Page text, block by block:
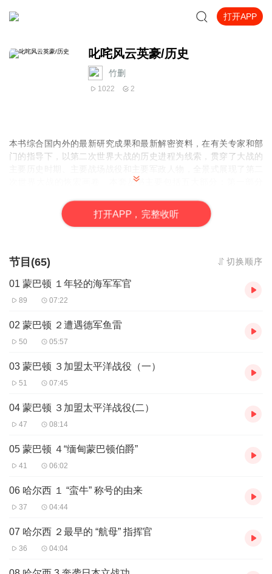
打开APP
叱咤风云英豪/历史
竹删
1022 2
本书综合国内外的最新研究成果和最新解密资料，在有关专家和部
门的指导下，以第二次世界大战的历史进程为线索，贯穿了大战的
次世界大战的恢宏画卷。本套丛书主要包括五大部分：第一部分
结局等内容；第二部分为“战场卷”，包括欧洲战场、大西洋战场、亚
洲战场、太平洋战场、非洲战场等内容；第三部分为“战役卷”，包括
括盟国秘密和纳粹阴谋。
本套书系时空纵横，气势磅礴，非常具有历史性、资料性、权威性
和真实性，史事详尽，图文并茂，非常具有阅读和收藏价值，是对
第二次世界大战的很好总结和隆重纪念！
打开APP，完整收听
节目(65) 切换顺序
01 蒙巴顿 １年轻的海军军官
89 07:22
02 蒙巴顿 ２遭遇德军鱼雷
50 05:57
03 蒙巴顿 ３加盟太平洋战役（一）
51 07:45
04 蒙巴顿 ３加盟太平洋战役(二）
47 08:14
05 蒙巴顿 ４“缅甸蒙巴顿伯爵”
41 06:02
06 哈尔西 １ “蛮牛” 称号的由来
37 04:44
07 哈尔西 ２最早的 “航母” 指挥官
36 04:04